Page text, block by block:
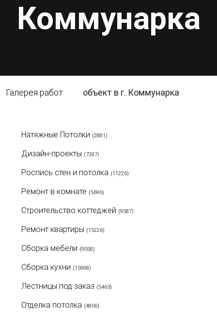
Коммунарка
Галерея работ объект в г. Коммунарка
Натяжные Потолки (2881)
Дизайн-проекты (7287)
Роспись стен и потолка (11226)
Ремонт в комнате (5696)
Строительство коттеджей (9587)
Ремонт квартиры (15226)
Сборка мебели (9058)
Сборка кухни (15998)
Лестницы под заказ (5463)
Отделка потолка (4806)